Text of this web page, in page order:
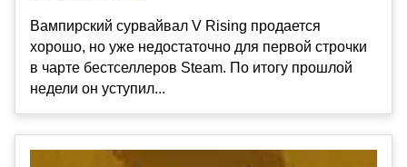
Вампирский сурвайвал V Rising продается
хорошо, но уже недостаточно для первой строчки
в чарте бестселлеров Steam. По итогу прошлой
недели он уступил...